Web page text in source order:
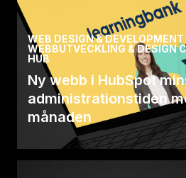
WEB DESIGN & DEVELOPMENT
WEBBUTVECKLING & DESIGN
HUB
Ny webb i HubSpot
administrationstiden
månaden